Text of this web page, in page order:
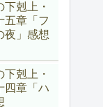
剋上・
五章「フ
夜」感想
剋上・
四章「ハ